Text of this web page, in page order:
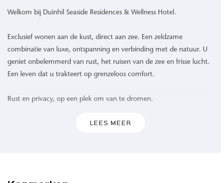
Welkom bij Duinhil Seaside Residences & Wellness Hotel.
Exclusief wonen aan de kust, direct aan zee. Een zeldzame
combinatie van luxe, ontspanning en verbinding met de natuur. U
geniet onbelemmerd van rust, het ruisen van de zee en frisse lucht.
Een leven dat u trakteert op grenzeloos comfort.
Rust en privacy, op een plek om van te dromen.
LEES MEER